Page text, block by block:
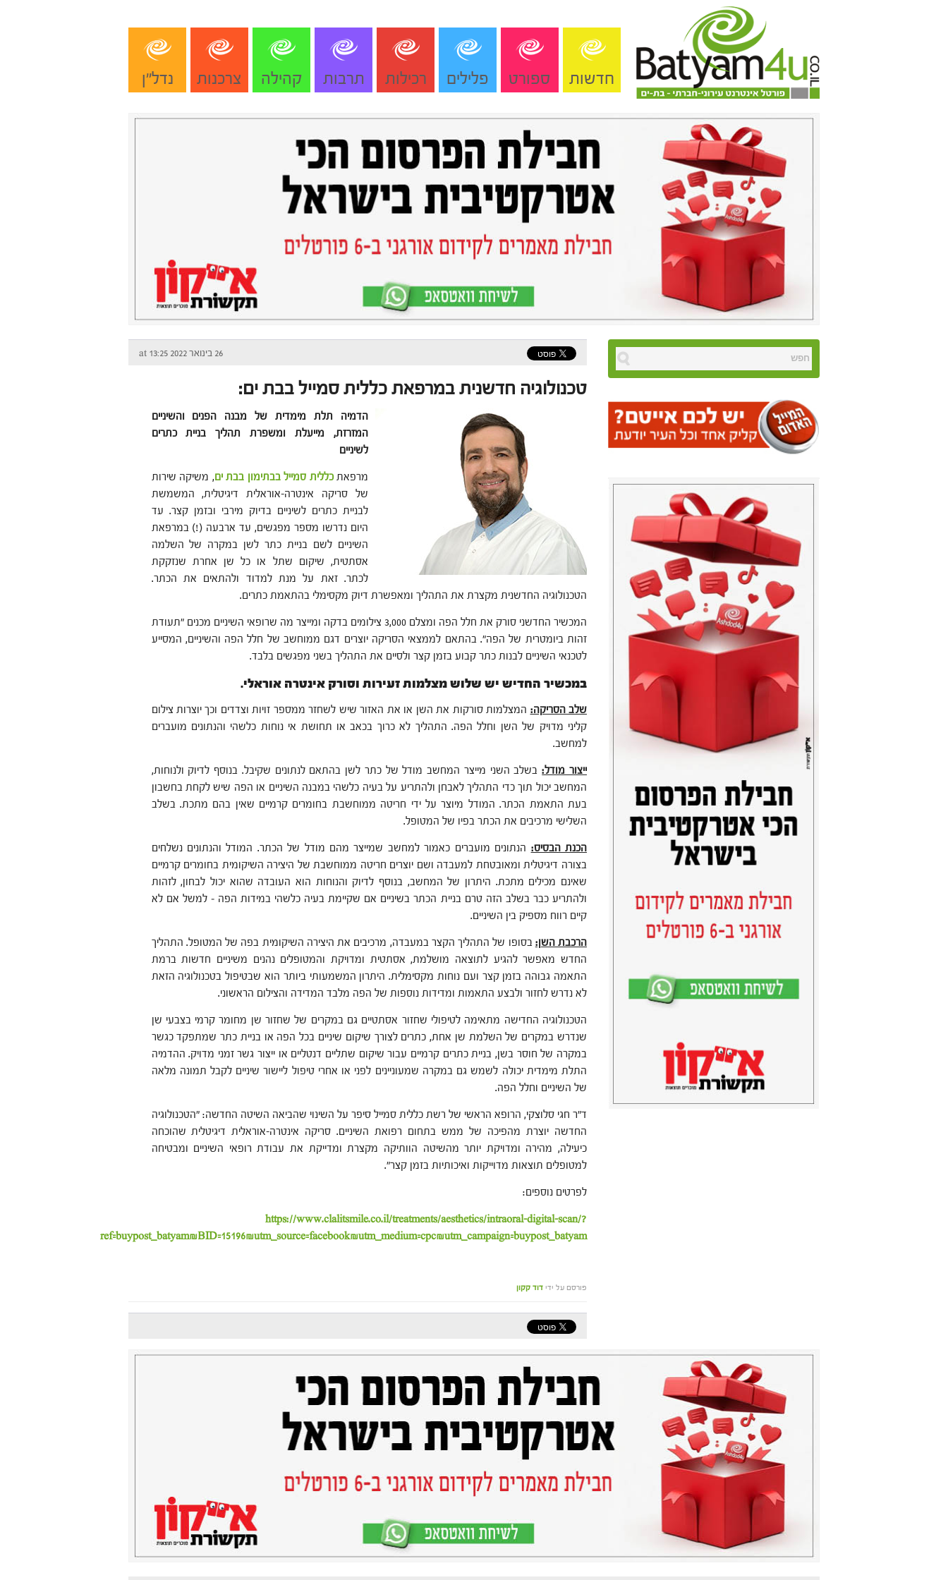
חדשות ספורט פלילים רכילות תרבות קהילה צרכנות נדל"ן
26 בינואר 2022 at 13:25
טכנולוגיה חדשנית במרפאת כללית סמייל בבת ים:
הדמיה תלת מימדית של מבנה הפנים והשיניים
המזרזת, מייעלת ומשפרת תהליך בניית כתרים
לשיניים
מרפאתכללית סמייל בבתימון בבת ים, משיקה שירות
של סריקה אינטרה-אוראלית דיגיטלית, המשמשת
לבניית כתרים לשיניים בדיוק מירבי ובזמן קצר. עד
היום נדרשו מספר מפגשים, עד ארבעה (!) במרפאת
השיניים לשם בניית כתר לשן במקרה של השלמה
אסתטית, שיקום שתל או כל שן אחרת שנזקקת
לכתר. זאת על מנת למדוד ולהתאים את הכתר.
הטכנולוגיה החדשנית מקצרת את התהליך ומאפשרת דיוק מקסימלי בהתאמת כתרים.
המכשיר החדשני סורק את חלל הפה ומצלם 3,000 צילומים בדקה ומייצר מה שרופאי השיניים מכנים "תעודת
זהות ביומטרית של הפה". בהתאם לממצאי הסריקה יוצרים דגם ממוחשב של חלל הפה והשיניים, המסייע
לטכנאי השיניים לבנות כתר קבוע בזמן קצר ולסיים את התהליך בשני מפגשים בלבד.
במכשיר החדיש יש שלוש מצלמות זעירות וסורק אינטרה אוראלי.
שלב הסריקה: המצלמות סורקות את השן או את האזור שיש לשחזר ממספר זויות וצדדים וכך יוצרות צילום
קליני מדויק של השן וחלל הפה. התהליך לא כרוך בכאב או תחושת אי נוחות כלשהי והנתונים מועברים
למחשב.
ייצור מודל:בשלב השני מייצר המחשב מודל של כתר לשן בהתאם לנתונים שקיבל. בנוסף לדיוק ולנוחות,
המחשב יכול תוך כדי התהליך לאבחן ולהתריע על בעיה כלשהי במבנה השיניים או הפה שיש לקחת בחשבון
בעת התאמת הכתר. המודל מיוצר על ידי חריטה ממוחשבת בחומרים קרמיים שאין בהם מתכת. בשלב
השלישי מרכיבים את הכתר בפיו של המטופל.
הכנת הבסיס: הנתונים מועברים כאמור למחשב שמייצר מהם מודל של הכתר. המודל והנתונים נשלחים
בצורה דיגיטלית ומאובטחת למעבדה ושם יוצרים חריטה ממוחשבת של היצירה השיקומית בחומרים קרמיים
שאינם מכילים מתכת. היתרון של המחשב, בנוסף לדיוק והנוחות הוא העובדה שהוא יכול לבחון, לזהות
ולהתריע כבר בשלב הזה טרם בניית הכתר בשיניים אם שקיימת בעיה כלשהי במידות הפה – למשל אם לא
קיים רווח מספיק בין השיניים.
הרכבת השן: בסופו של התהליך הקצר במעבדה, מרכיבים את היצירה השיקומית בפה של המטופל. התהליך
החדש מאפשר להגיע לתוצאה מושלמת, אסתטית ומדויקת והמטופלים נהנים משיניים חדשות ברמת
התאמה גבוהה בזמן קצר ועם נוחות מקסימלית. היתרון המשמעותי ביותר הוא שבטיפול בטכנולוגיה הזאת
לא נדרש לחזור ולבצע התאמות ומדידות נוספות של הפה מלבד המדידה והצילום הראשוני.
הטכנולוגיה החדישה מתאימה לטיפולי שחזור אסתטיים גם במקרים של שחזור שן מחומר קרמי בצבעי שן
שנדרש במקרים של השלמת שן אחת, כתרים לצורך שיקום שיניים בכל הפה או בניית כתר שמתפקד כגשר
במקרה של חוסר בשן, בניית כתרים קרמיים עבור שיקום שתליים דנטליים או ייצור גשר זמני מדויק. ההדמיה
התלת מימדית יכולה לשמש גם במקרה שמעוניינים לפני או אחרי טיפול ליישור שיניים לקבל תמונה מלאה
של השיניים וחלל הפה.
ד"ר חגי סלוצקי, הרופא הראשי של רשת כללית סמייל סיפר על השינוי שהביאה השיטה החדשה: "הטכנולוגיה
החדשה יוצרת מהפיכה של ממש בתחום רפואת השיניים. סריקה אינטרה-אוראלית דיגיטלית שהוכחה
כיעילה, מהירה ומדויקת יותר מהשיטה הוותיקה מקצרת ומדייקת את עבודת רופאי השיניים ומבטיחה
למטופלים תוצאות מדוייקות ואיכותיות בזמן קצר".
לפרטים נוספים:
https://www.clalitsmile.co.il/treatments/aesthetics/intraoral-digital-scan/?
ref=buypost_batyam&BID=15196&utm_source=facebook&utm_medium=cpc&utm_campaign=buypost_batyam
פורסם על ידי דוד קקון